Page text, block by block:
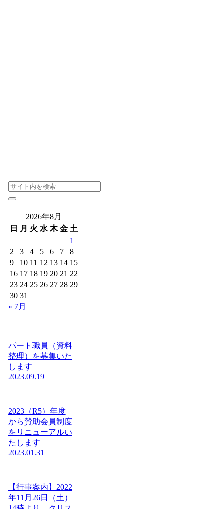
2026年8月
日 月 火 水 木 金 土
1
2
3 4 5 6 7
8
9
10 11 12 13 14 15
16 17 18 19 20 21 22
23 24 25 26 27 28 29
30 31
« 7月
パート職員（資料
整理）を募集いた
します
2023.09.19
2023（R5）年度
から賛助会員制度
をリニューアルい
たします
2023.01.31
【行事案内】2022
年11月26日（土）